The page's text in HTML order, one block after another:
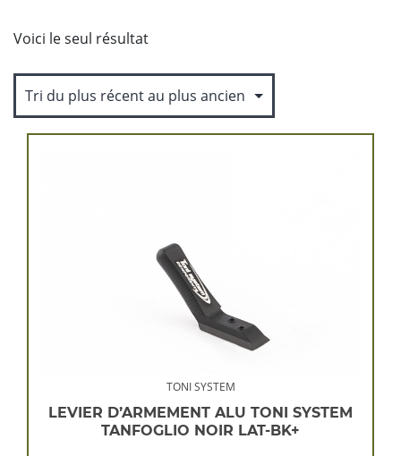
Voici le seul résultat
TONI SYSTEM
LEVIER D’ARMEMENT ALU TONI SYSTEM
TANFOGLIO NOIR LAT-BK+